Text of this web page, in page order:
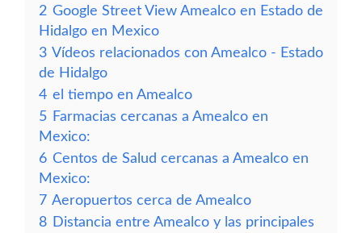
2 Google Street View Amealco en Estado de
Hidalgo en Mexico
3 Vídeos relacionados con Amealco - Estado
de Hidalgo
4 el tiempo en Amealco
5 Farmacias cercanas a Amealco en
Mexico:
6 Centos de Salud cercanas a Amealco en
Mexico:
7 Aeropuertos cerca de Amealco
8 Distancia entre Amealco y las principales